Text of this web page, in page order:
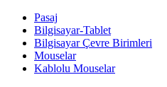
Pasaj
Bilgisayar-Tablet
Bilgisayar Çevre Birimleri
Mouselar
Kablolu Mouselar